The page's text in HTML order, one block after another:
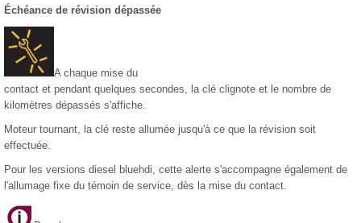
Échéance de révision dépassée
A chaque mise du
contact et pendant quelques secondes, la clé clignote et le nombre de
kilomètres dépassés s'affiche.
Moteur tournant, la clé reste allumée jusqu'à ce que la révision soit
effectuée.
Pour les versions diesel bluehdi, cette alerte s'accompagne également de
l'allumage fixe du témoin de service, dès la mise du contact.